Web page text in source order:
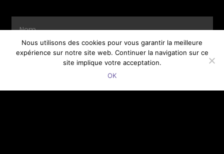
Nous utilisons des cookies pour vous garantir la meilleure
expérience sur notre site web. Continuer la navigation sur ce
site implique votre acceptation.
OK